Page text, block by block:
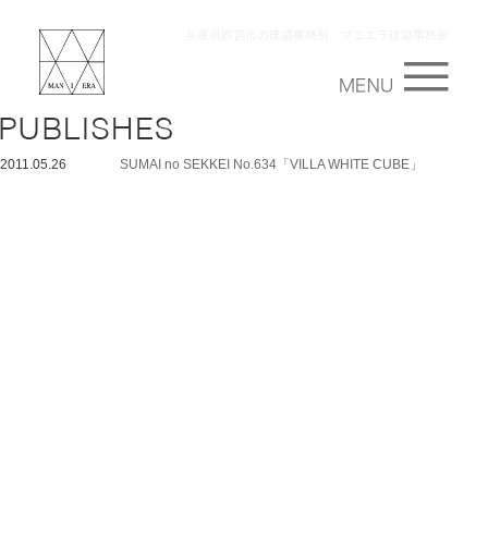
2011.05.26 SUMAI no SEKKEI No.634「VILLA WHITE CUBE」